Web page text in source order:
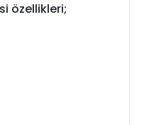
özellikleri;